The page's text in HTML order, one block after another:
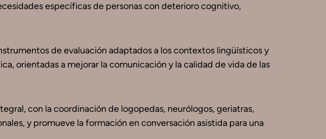
específicas de personas con deterioro cognitivo,
de evaluación adaptados a los contextos lingüísticos y
orientadas a mejorar la comunicación y la calidad de vida de las
con la coordinación de logopedas, neurólogos, geriatras,
y promueve la formación en conversación asistida para una